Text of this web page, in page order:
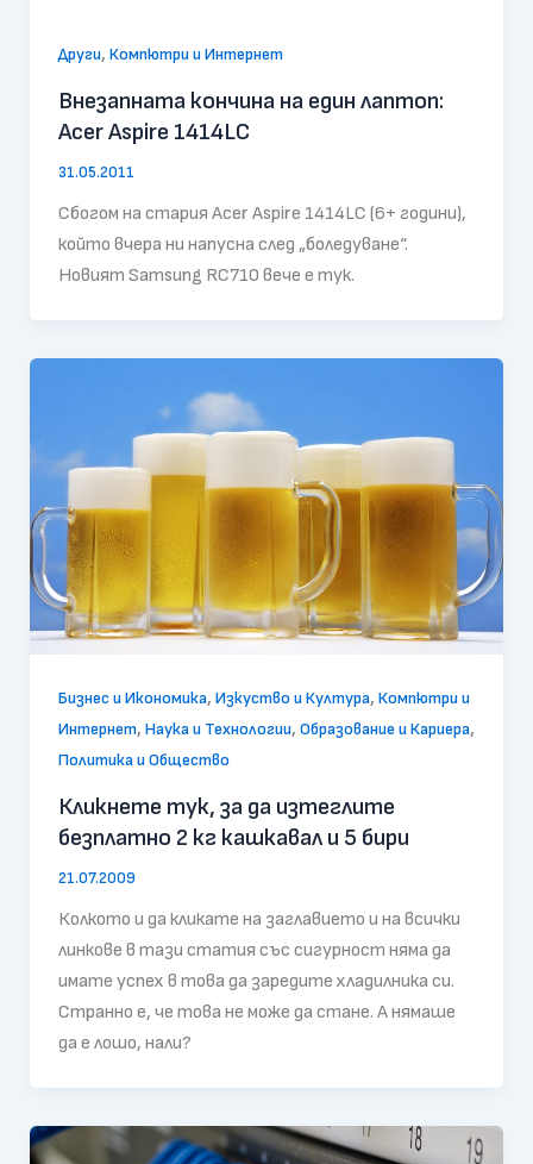
Други, Компютри и Интернет
Внезапната кончина на един лаптоп:
Acer Aspire 1414LC
31.05.2011
Сбогом на стария Acer Aspire 1414LC (6+ години),
който вчера ни напусна след „боледуване“.
Новият Samsung RC710 вече е тук.
Бизнес и Икономика, Изкуство и Култура, Компютри и
Интернет, Наука и Технологии, Образование и Кариера,
Политика и Общество
Кликнете тук, за да изтеглите
безплатно 2 кг кашкавал и 5 бири
21.07.2009
Колкото и да кликате на заглавието и на всички
линкове в тази статия със сигурност няма да
имате успех в това да заредите хладилника си.
Странно е, че това не може да стане. A нямаше
да е лошо, нали?